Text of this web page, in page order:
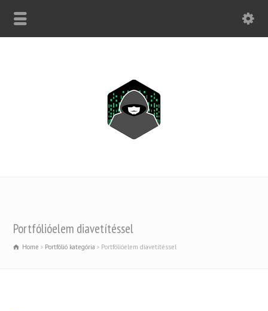
Portfólióelem diavetítéssel
Home Portfólió kategória Portfólióelem diavetítéssel